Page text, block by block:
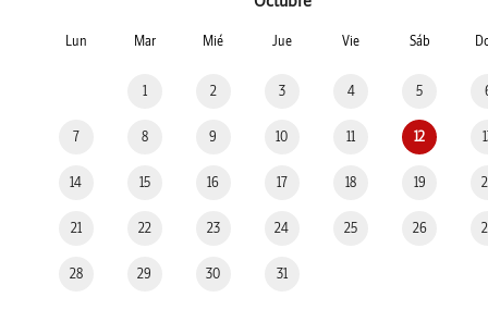
Lun Mar Mié Jue Vie Sáb
1 2 3 4 5
7 8 9 10 11 12
14 15 16 17 18 19
21 22 23 24 25 26
28 29 30 31